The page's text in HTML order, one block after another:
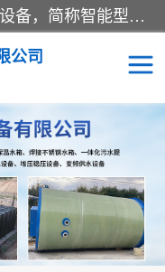
抗浮式地埋箱泵一体化增压给水设备，简称智能型泵站。它由由水泵机组、消防水箱、泵房三大部分组成，其抗浮效果好，因为设计时通过将底板与箱体联在一起，箱体重量抵消了地下水浮力。系统维护好，内部拉筋、泵站、管道，喷淋等各部运行正堂，无一损坏；结构更牢固。
公司
箱泵一体化